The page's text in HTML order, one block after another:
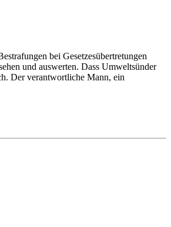
bei Gesetzesübertretungen
und auswerten. Dass Umweltsünder
Der verantwortliche Mann, ein